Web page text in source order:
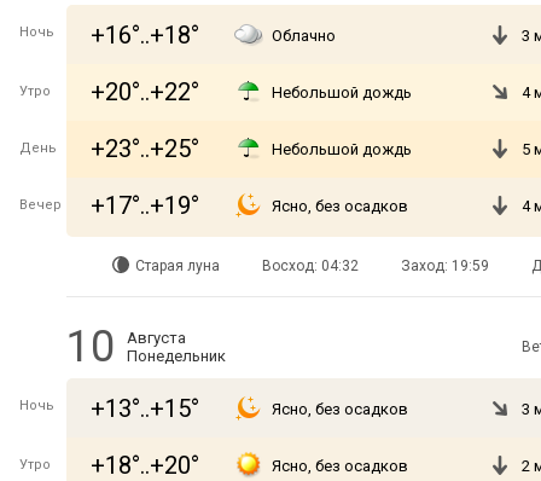
Ночь +16°..+18° Облачно 3
Утро +20°..+22° Небольшой дождь 4
День +23°..+25° Небольшой дождь 5
Вечер +17°..+19° Ясно, без осадков 4
Старая луна Восход: 04:32 Заход: 19:59
10
Августа
Понедельник
Ночь +13°..+15° Ясно, без осадков 3
Утро +18°..+20° Ясно, без осадков 2